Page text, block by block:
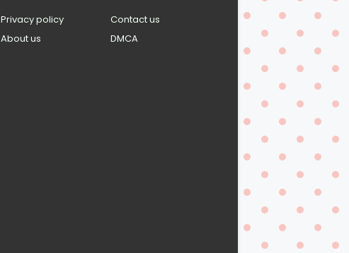
Privacy policy
Contact us
About us
DMCA